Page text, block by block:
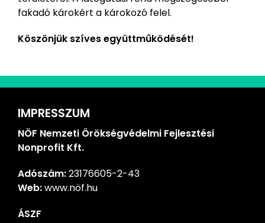
fakadó károkért a károkozó felel.
Köszönjük szíves együttműködését!
IMPRESSZUM
NÖF Nemzeti Örökségvédelmi Fejlesztési
Nonprofit Kft.
Adószám:23176605-2-43
Web:www.nöf.hu
ÁSZF